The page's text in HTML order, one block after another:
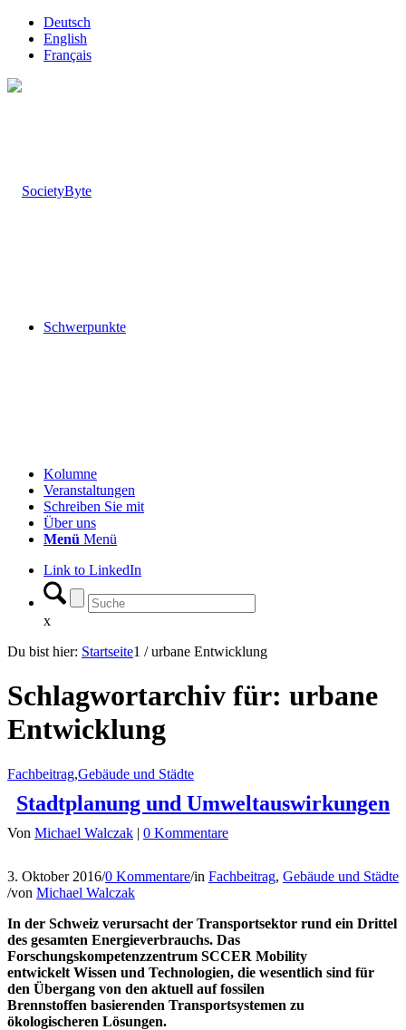
Deutsch
English
Français
Schwerpunkte
Kolumne
Veranstaltungen
Schreiben Sie mit
Über uns
Menü Menü
Link to LinkedIn
x
Du bist hier: Startseite1 / urbane Entwicklung
Schlagwortarchiv für: urbane
Entwicklung
Fachbeitrag,Gebäude und Städte
Stadtplanung und Umweltauswirkungen
Von Michael Walczak | 0 Kommentare
3. Oktober 2016/0 Kommentare/in Fachbeitrag, Gebäude und Städte
/von Michael Walczak
In der Schweiz verursacht der Transportsektor rund ein Drittel
des gesamten Energieverbrauchs. Das
Forschungskompetenzzentrum SCCER Mobility
entwickelt Wissen und Technologien, die wesentlich sind für
den Übergang von den aktuell auf fossilen
Brennstoffen basierenden Transportsystemen zu
ökologischeren Lösungen.